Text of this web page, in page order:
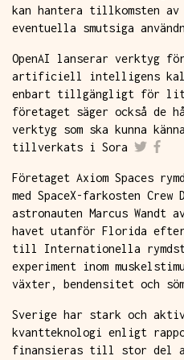
kan hantera tillkomsten av
eventuella smutsiga
OpenAI lanserar verktyg för
artificiell intelligens
enbart tillgängligt för
företaget säger också de
verktyg som ska kunna
tillverkats i Sora
Företaget Axiom Spaces
med SpaceX-farkosten Crew
astronauten Marcus Wandt
havet utanför Florida
till Internationella
experiment inom
växter, bendensitet och
Sverige har stark och
kvantteknologi enligt
finansieras till stor del